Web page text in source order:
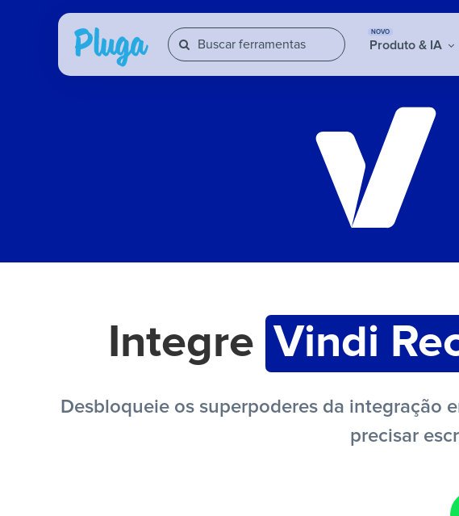
NOVO
Produto & IA
Integre Vindi
Desbloqueie os superpoderes da integração
precisar